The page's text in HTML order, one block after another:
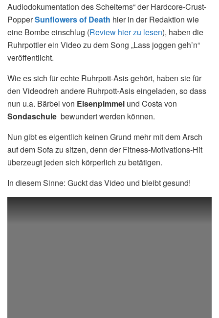
Audiodokumentation des Scheiterns“ der Hardcore-Crust-
PopperSunflowers of Death hier in der Redaktion wie
eine Bombe einschlug (Review hier zu lesen), haben die
Ruhrpottler ein Video zu dem Song „Lass joggen geh’n“
veröffentlicht.
Wie es sich für echte Ruhrpott-Asis gehört, haben sie für
den Videodreh andere Ruhrpott-Asis eingeladen, so dass
nun u.a. Bärbel von Eisenpimmel und Costa von
Sondaschule bewundert werden können.
Nun gibt es eigentlich keinen Grund mehr mit dem Arsch
auf dem Sofa zu sitzen, denn der Fitness-Motivations-Hit
überzeugt jeden sich körperlich zu betätigen.
In diesem Sinne: Guckt das Video und bleibt gesund!